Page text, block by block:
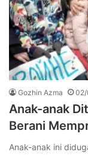
Gozhin Azma
Anak-anak
Berani
Anak-anak ini